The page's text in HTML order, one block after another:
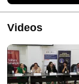
Videos